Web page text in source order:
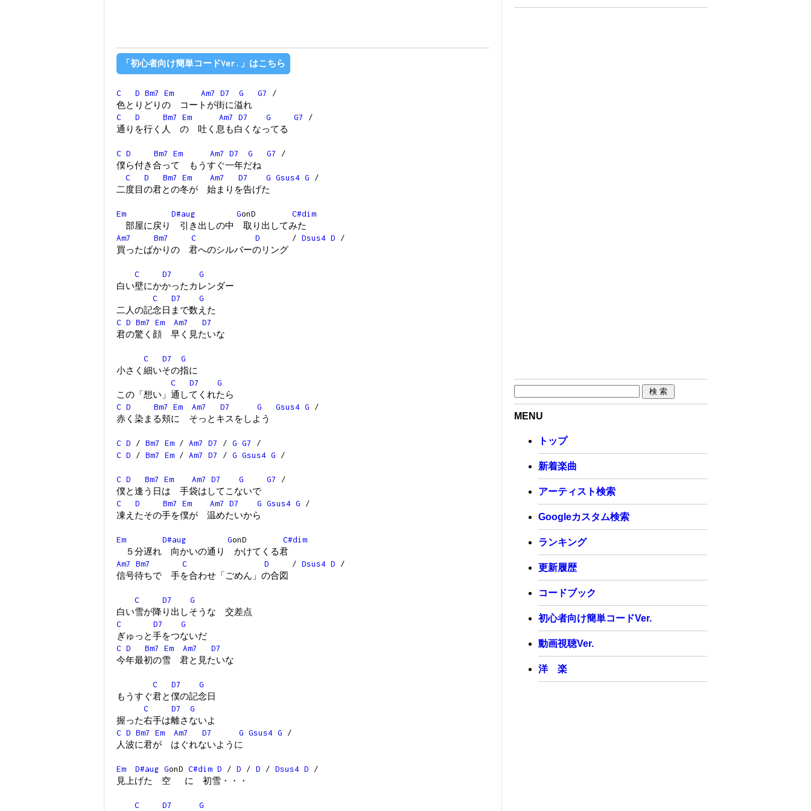
「初心者向け簡単コードVer.」はこちら
C D Bm7 Em Am7 D7 G G7
/
色とりどりの コートが街に溢れ
C
D Bm7 Em Am7 D7 G G7
/
通りを行く人 の 吐く息も白くなってる
C D Bm7 Em Am7 D7 G G7
/
僕ら付き合って もうすぐ一年だね
C
D Bm7 Em Am7 D7 G Gsus4 G /
二度目の君との冬が 始まりを告げた
Em D#aug GonD C#dim
部屋に戻り 引き出しの中 取り出してみた
Am7
Bm7 C D / Dsus4 D /
買ったばかりの 君へのシルバーのリング
C D7
G
白い壁にかかったカレンダー
C
D7
G
二人の記念日まで数えた
C D Bm7 Em Am7
D7
君の驚く顔 早く見たいな
C D7
G
小さく細いその指に
C
D7
G
この「想い」通してくれたら
C D Bm7 Em Am7 D7 G Gsus4 G /
赤く染まる頬に そっとキスをしよう
C D / Bm7 Em / Am7 D7 / G G7
/
C D / Bm7 Em / Am7 D7 / G Gsus4 G /
C D Bm7 Em Am7 D7 G G7
/
僕と逢う日は 手袋はしてこないで
C
D Bm7 Em Am7 D7 G Gsus4 G /
凍えたその手を僕が 温めたいから
Em D#aug GonD C#dim
５分遅れ 向かいの通り かけてくる君
Am7
Bm7 C D / Dsus4 D /
信号待ちで 手を合わせ「ごめん」の合図
C D7
G
白い雪が降り出しそうな 交差点
C
D7
G
ぎゅっと手をつないだ
C D Bm7 Em Am7
D7
今年最初の雪 君と見たいな
C D7
G
もうすぐ君と僕の記念日
C
D7
G
握った右手は離さないよ
C D Bm7 Em Am7 D7 G Gsus4 G /
人波に君が はぐれないように
Em D#aug GonD C#dim D / D / D / Dsus4 D /
見上げた 空 に 初雪・・・
C D7
G
MENU
トップ
新着楽曲
アーティスト検索
Googleカスタム検索
ランキング
更新履歴
コードブック
初心者向け簡単コードVer.
動画視聴Ver.
洋 楽